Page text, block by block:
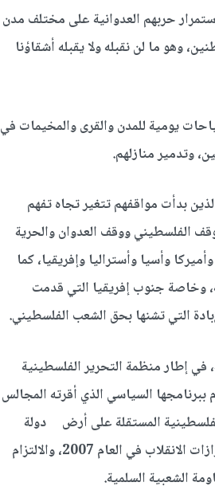
حربهم العدوانية على مختلف مدن
وهو ما لن نقبله ولا يقبله أشقاؤنا
يومية للمدن والقرى والمخيمات في
وتدمير منازلهم.
التي قام بها مع قادة أكثر من 80 دولة، والذين بدأت مواقفهم تتغير تجاه تفهم
الفلسطيني ووقف العدوان والحرية
وأسيا وأستراليا وإفريقيا، كما
وخاصة جنوب إفريقيا التي قدمت
التي تشنها بحق الشعب الفلسطيني.
في إطار منظمة التحرير الفلسطينية
السياسي الذي أقرته المجالس
الفلسطينية المستقلة على أرض دولة
فلسطين المختلة منذ عام 1967 وعاصمتها القدس الشرقية، وإنهاء إفرازات الانقلاب في العام 2007، والالتزام
الشعبية السلمية.